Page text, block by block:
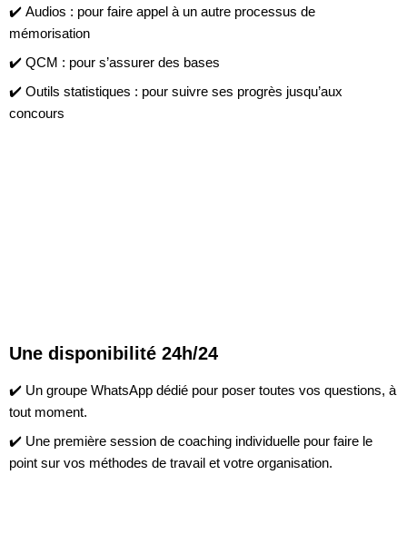
✔️ Audios : pour faire appel à un autre processus de
mémorisation
✔️ QCM : pour s’assurer des bases
✔️ Outils statistiques : pour suivre ses progrès jusqu’aux
concours
Une disponibilité 24h/24
✔️ Un groupe WhatsApp dédié pour poser toutes vos questions, à
tout moment.
✔️ Une première session de coaching individuelle pour faire le
point sur vos méthodes de travail et votre organisation.